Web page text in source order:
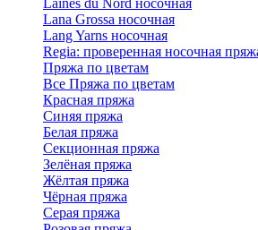
Lana Grossa носочная
Lang Yarns носочная
Regia: проверенная носочная
Пряжа по цветам
Все Пряжа по цветам
Красная пряжа
Синяя пряжа
Белая пряжа
Секционная пряжа
Зелёная пряжа
Жёлтая пряжа
Чёрная пряжа
Серая пряжа